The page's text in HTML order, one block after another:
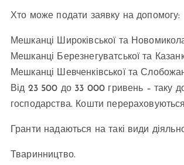
Хто може подати заявку на допомогу:
Мешканці Широківської та
Мешканці Березнегуватської та
Мешканці Шевченківської та
Від 23 500 до 33 000 гривень – таку
господарства. Кошти
Гранти надаються на такі види
Тваринництво.